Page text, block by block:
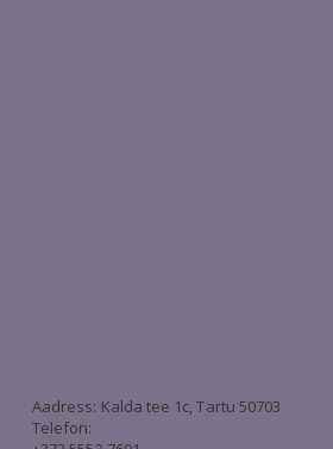
Aadress: Kalda tee 1c, Tartu 50703
Telefon: